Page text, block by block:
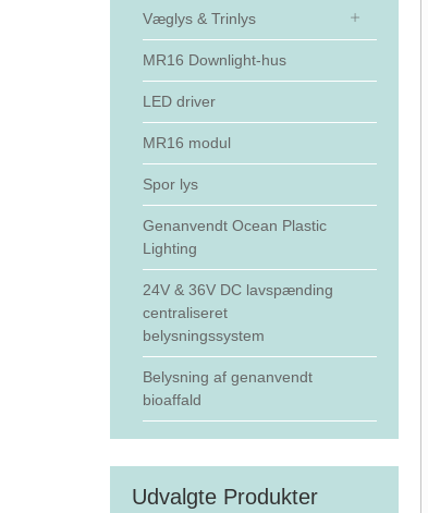
Væglys & Trinlys
MR16 Downlight-hus
LED driver
MR16 modul
Spor lys
Genanvendt Ocean Plastic
Lighting
24V & 36V DC lavspænding
centraliseret
belysningssystem
Belysning af genanvendt
bioaffald
Udvalgte Produkter